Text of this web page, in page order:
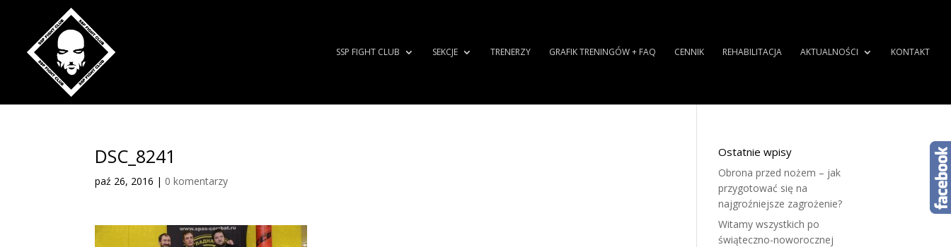
SSP FIGHT CLUB SEKCJE TRENERZY GRAFIK TRENINGÓW + FAQ CENNIK REHABILITACJA AKTUALNOŚCI KONTAKT
DSC_8241
paź 26, 2016 | 0 komentarzy
Ostatnie wpisy
Obrona przed nożem – jak
przygotować się na
najgroźniejsze zagrożenie?
Witamy wszystkich po
świąteczno-noworocznej